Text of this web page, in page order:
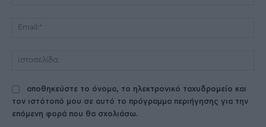
αποθηκεύστε το όνομα, το ηλεκτρονικό ταχυδρομείο και
τον ιστότοπό μου σε αυτό το πρόγραμμα περιήγησης για την
επόμενη φορά που θα σχολιάσω.